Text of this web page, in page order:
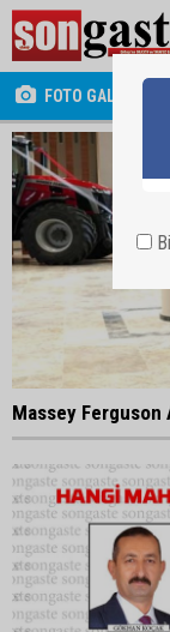
FOTO GALERİ
Massey Ferguson